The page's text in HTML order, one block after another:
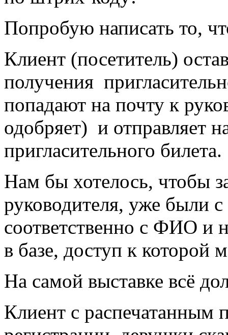
Попробую написать то,
Клиент (посетитель)
получения
попадают на почту к
одобряет) и отправляет
пригласительного билета.
Нам бы хотелось, чтобы
руководителя, уже были
соответственно с ФИО и
в базе, доступ к которой
На самой выставке всё
Клиент с распечатанным